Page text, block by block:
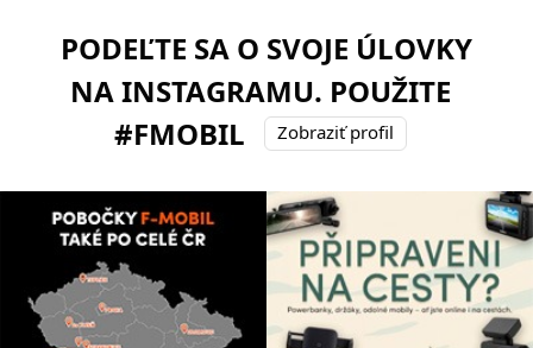
PODEĽTE SA O SVOJE ÚLOVKY
NA INSTAGRAMU. POUŽITE
#FMOBIL
Zobraziť profil